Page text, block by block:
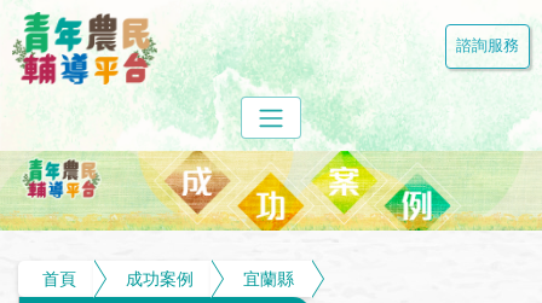
諮詢服務
首頁 成功案例
宜蘭縣